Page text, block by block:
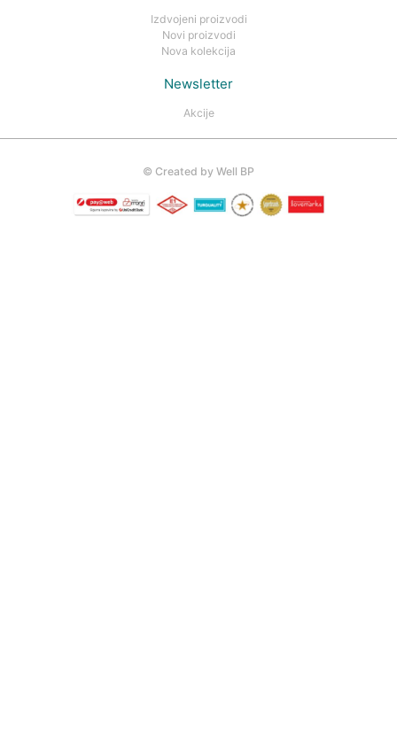
Izdvojeni proizvodi
Novi proizvodi
Nova kolekcija
Newsletter
Akcije
© Created by Well BP